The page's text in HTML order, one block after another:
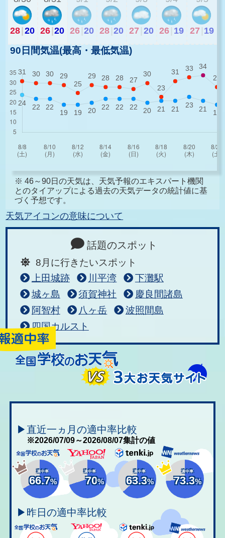
28 20 26 20 26 20 28 20 27 20 26 19 27 19
90日間気温(最高・最低気温)
※ 46～90日の天気は、天気予報のエキスパート機関
とのタイアップによる過去の天気データの統計値に基
づく予想です。
天気アイコンの意味について
話題のスポット
8月に行きたいスポット
上田城跡
川平湾
下灘駅
城ヶ島
須賀神社
慶良間諸島
阿智村
八ヶ岳
波照間島
四国カルスト
▶直近一ヵ月の適中率比較
※2026/07/09～2026/08/07集計の値
適中率
66.7%
適中率
70%
適中率
63.3%
適中率
73.3%
▶昨日の適中率比較